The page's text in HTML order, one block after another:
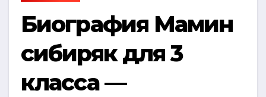
Биография Мамин
сибиряк для 3
класса —